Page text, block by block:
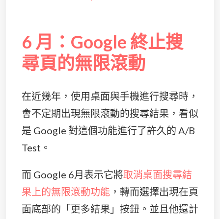
6 月：Google 終止搜
尋頁的無限滾動
在近幾年，使用桌面與手機進行搜尋時，
會不定期出現無限滾動的搜尋結果，看似
是 Google 對這個功能進行了許久的 A/B
Test。
而 Google 6月表示它將取消桌面搜尋結
果上的無限滾動功能 ，轉而選擇出現在頁
面底部的「更多結果」按鈕。並且他還計